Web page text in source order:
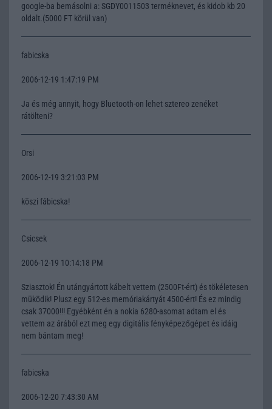
google-ba bemásolni a: SGDY0011503 terméknevet, és kidob kb 20
oldalt.(5000 FT körül van)
fabicska
2006-12-19 1:47:19 PM
Ja és még annyit, hogy Bluetooth-on lehet sztereo zenéket
rátölteni?
Orsi
2006-12-19 3:21:03 PM
köszi fábicska!
Csicsek
2006-12-19 10:14:18 PM
Sziasztok! Én utángyártott kábelt vettem (2500Ft-ért) és tökéletesen
müködik! Plusz egy 512-es memóriakártyát 4500-ért! És ez mindig
csak 37000!!! Egyébként én a nokia 6280-asomat adtam el és
vettem az árából ezt meg egy digitális fényképezőgépet és idáig
nem bántam meg!
fabicska
2006-12-20 7:43:30 AM